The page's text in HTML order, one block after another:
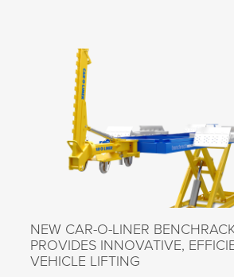
NEW CAR-O-LINER
PROVIDES INNOVATIVE,
VEHICLE LIFTING